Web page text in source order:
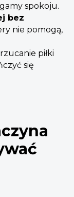
spokoju.
bez
nie pomogą,
piłki
się